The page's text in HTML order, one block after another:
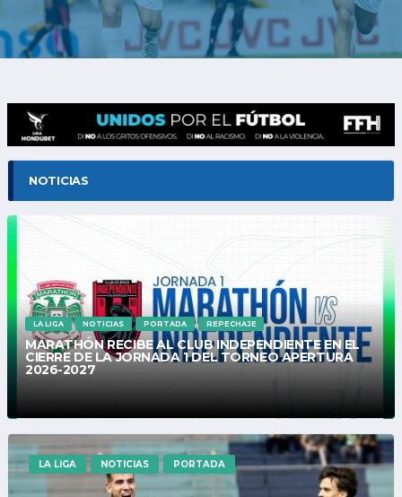
NOTICIAS
LA LIGA NOTICIAS PORTADA REPECHAJE
MARATHÓN RECIBE AL CLUB INDEPENDIENTE EN EL
CIERRE DE LA JORNADA 1 DEL TORNEO APERTURA
2026-2027
LA LIGA NOTICIAS PORTADA